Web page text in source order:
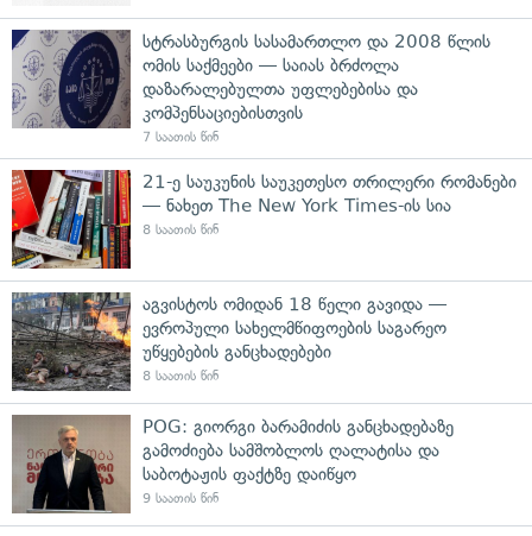
სტრასბურგის სასამართლო და 2008 წლის
ომის საქმეები — საიას ბრძოლა
დაზარალებულთა უფლებებისა და
კომპენსაციებისთვის
7 საათის წინ
21-ე საუკუნის საუკეთესო თრილერი რომანები
— ნახეთ The New York Times-ის სია
8 საათის წინ
აგვისტოს ომიდან 18 წელი გავიდა —
ევროპული სახელმწიფოების საგარეო
უწყებების განცხადებები
8 საათის წინ
POG: გიორგი ბარამიძის განცხადებაზე
გამოძიება სამშობლოს ღალატისა და
საბოტაჟის ფაქტზე დაიწყო
9 საათის წინ